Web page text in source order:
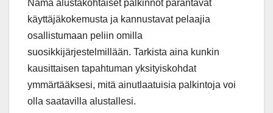
Nämä alustakohtaiset palkinnot parantavat
käyttäjäkokemusta ja kannustavat pelaajia
osallistumaan peliin omilla
suosikkijärjestelmillään. Tarkista aina kunkin
kausittaisen tapahtuman yksityiskohdat
ymmärtääksesi, mitä ainutlaatuisia palkintoja voi
olla saatavilla alustallesi.